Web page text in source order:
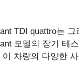
TDI quattro는
모델의 장기 테
차량의 다양한